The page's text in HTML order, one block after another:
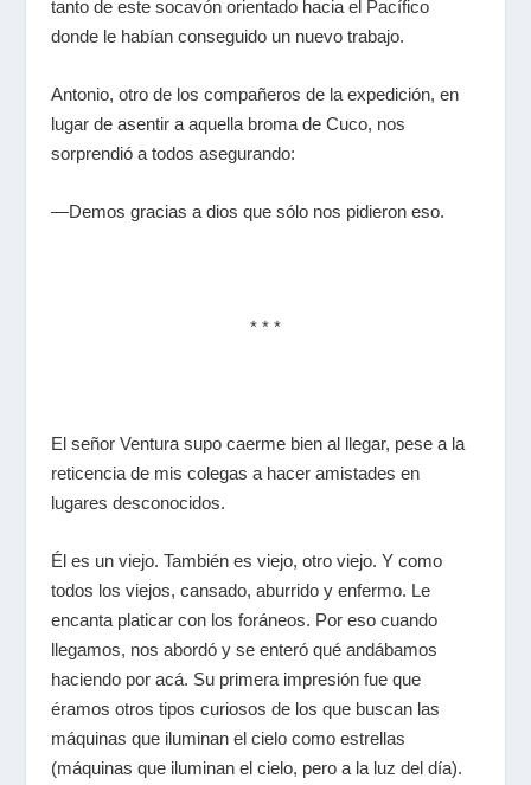
tanto de este socavón orientado hacia el Pacífico
donde le habían conseguido un nuevo trabajo.
Antonio, otro de los compañeros de la expedición, en
lugar de asentir a aquella broma de Cuco, nos
sorprendió a todos asegurando:
—Demos gracias a dios que sólo nos pidieron eso.
* * *
El señor Ventura supo caerme bien al llegar, pese a la
reticencia de mis colegas a hacer amistades en
lugares desconocidos.
Él es un viejo. También es viejo, otro viejo. Y como
todos los viejos, cansado, aburrido y enfermo. Le
encanta platicar con los foráneos. Por eso cuando
llegamos, nos abordó y se enteró qué andábamos
haciendo por acá. Su primera impresión fue que
éramos otros tipos curiosos de los que buscan las
máquinas que iluminan el cielo como estrellas
(máquinas que iluminan el cielo, pero a la luz del día).